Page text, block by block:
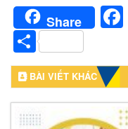
Share
Share
BÀI VIẾT KHÁC